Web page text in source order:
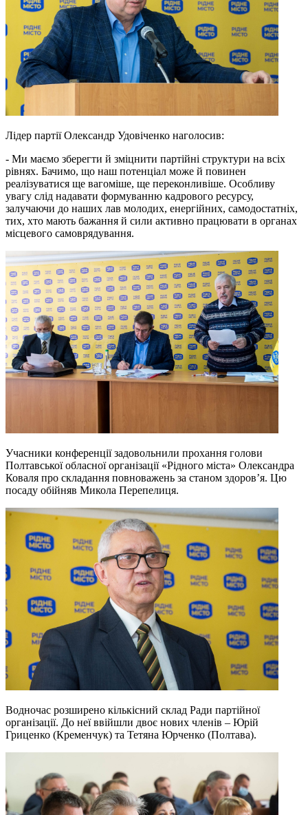
Лідер партії Олександр Удовіченко наголосив:
- Ми маємо зберегти й зміцнити партійні структури на всіх
рівнях. Бачимо, що наш потенціал може й повинен
реалізуватися ще вагоміше, ще переконливіше. Особливу
увагу слід надавати формуванню кадрового ресурсу,
залучаючи до наших лав молодих, енергійних, самодостатніх,
тих, хто мають бажання й сили активно працювати в органах
місцевого самоврядування.
Учасники конференції задовольнили прохання голови
Полтавської обласної організації «Рідного міста» Олександра
Коваля про складання повноважень за станом здоров’я. Цю
посаду обійняв Микола Перепелиця.
Водночас розширено кількісний склад Ради партійної
організації. До неї ввійшли двоє нових членів – Юрій
Гриценко (Кременчук) та Тетяна Юрченко (Полтава).